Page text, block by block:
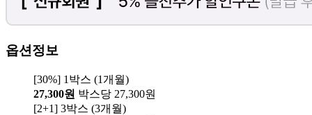
옵션정보
[30%] 1박스 (1개월)
27,300원 박스당 27,300원
[2+1] 3박스 (3개월)